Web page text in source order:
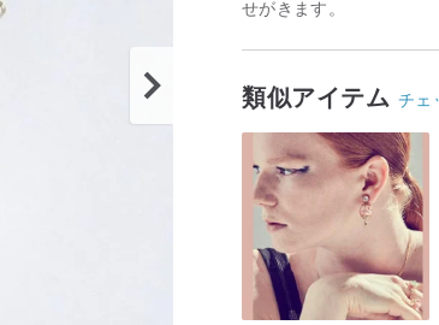
せがきます。
類似アイテム チェ